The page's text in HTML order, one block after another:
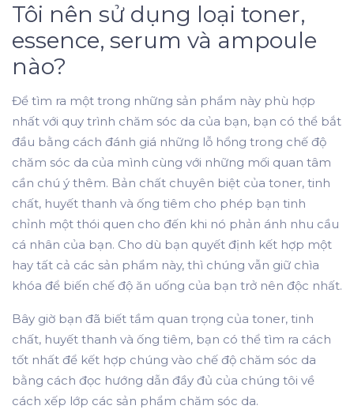
Tôi nên sử dụng loại toner,
essence, serum và ampoule
nào?
Để tìm ra một trong những sản phẩm này phù hợp
nhất với quy trình chăm sóc da của bạn, bạn có thể bắt
đầu bằng cách đánh giá những lỗ hổng trong chế độ
chăm sóc da của mình cùng với những mối quan tâm
cần chú ý thêm. Bản chất chuyên biệt của toner, tinh
chất, huyết thanh và ống tiêm cho phép bạn tinh
chỉnh một thói quen cho đến khi nó phản ánh nhu cầu
cá nhân của bạn. Cho dù bạn quyết định kết hợp một
hay tất cả các sản phẩm này, thì chúng vẫn giữ chìa
khóa để biến chế độ ăn uống của bạn trở nên độc nhất.
Bây giờ bạn đã biết tầm quan trọng của toner, tinh
chất, huyết thanh và ống tiêm, bạn có thể tìm ra cách
tốt nhất để kết hợp chúng vào chế độ chăm sóc da
bằng cách đọc hướng dẫn đầy đủ của chúng tôi về
cách xếp lớp các sản phẩm chăm sóc da.